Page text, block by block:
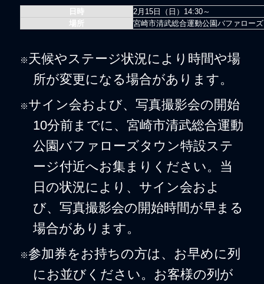
日時 2月15日（ 日 ）14:30～
場所
宮崎市清武総合運動公園バファロー
※天候やステージ状況により時間や場
所が変更になる場合があります。
※サイン会および、写真撮影会の開始
10分前までに、宮崎市清武総合運動
公園バファローズタウン特設ステ
ージ付近へお集まりください。当
日の状況により、サイン会およ
び、写真撮影会の開始時間が早まる
場合があります。
※参加券をお持ちの方は、お早めに列
にお並びください。お客様の列が